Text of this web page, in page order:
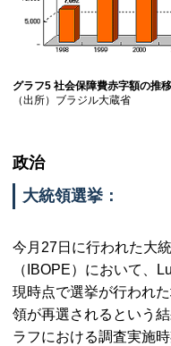
グラフ5 社会保障費赤字額の推
（出所）ブラジル大蔵省
政治
大統領選挙：
今月27日に行われた大
（IBOPE）において、
現時点で選挙が行われ
領が再選されるという
ラフにおける調査実施